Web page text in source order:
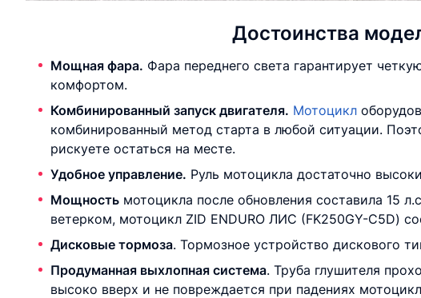
Достоинства
Мощная фара. Фара переднего света гарантирует
комфортом.
Комбинированный запуск двигателя. Мотоцикл
комбинированный метод старта в любой ситуации.
рискуете остаться на месте.
Удобное управление. Руль мотоцикла достаточно
Мощность мотоцикла после обновления составила 15
ветерком, мотоцикл ZID ENDURO ЛИС (FK250GY-C5D)
Дисковые тормоза. Тормозное устройство дискового
Продуманная выхлопная система. Труба глушителя
высоко вверх и не повреждается при падениях